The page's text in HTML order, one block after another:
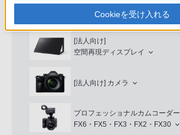
業務用ディスプレイ・テレビ
[法人向け]ブラビア
[法人向け]
空間再現ディスプレイ
[法人向け] カメラ
プロフェッショナルカムコーダー
FX6・FX5・FX3・FX2・FX30
Cookieを受け入れる